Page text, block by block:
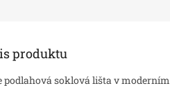
produktu
podlahová soklová lišta v